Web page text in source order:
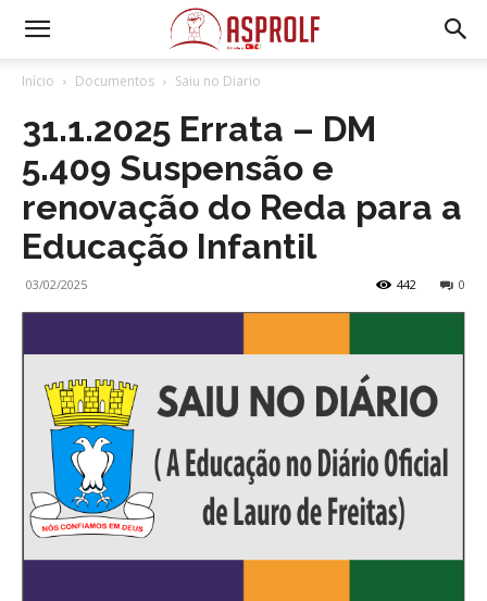
Início Documentos Saiu no Diario
31.1.2025 Errata – DM
5.409 Suspensão e
renovação do Reda para a
Educação Infantil
03/02/2025 0
442